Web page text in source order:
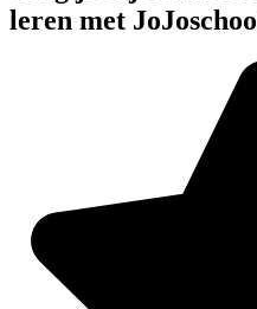
leren met